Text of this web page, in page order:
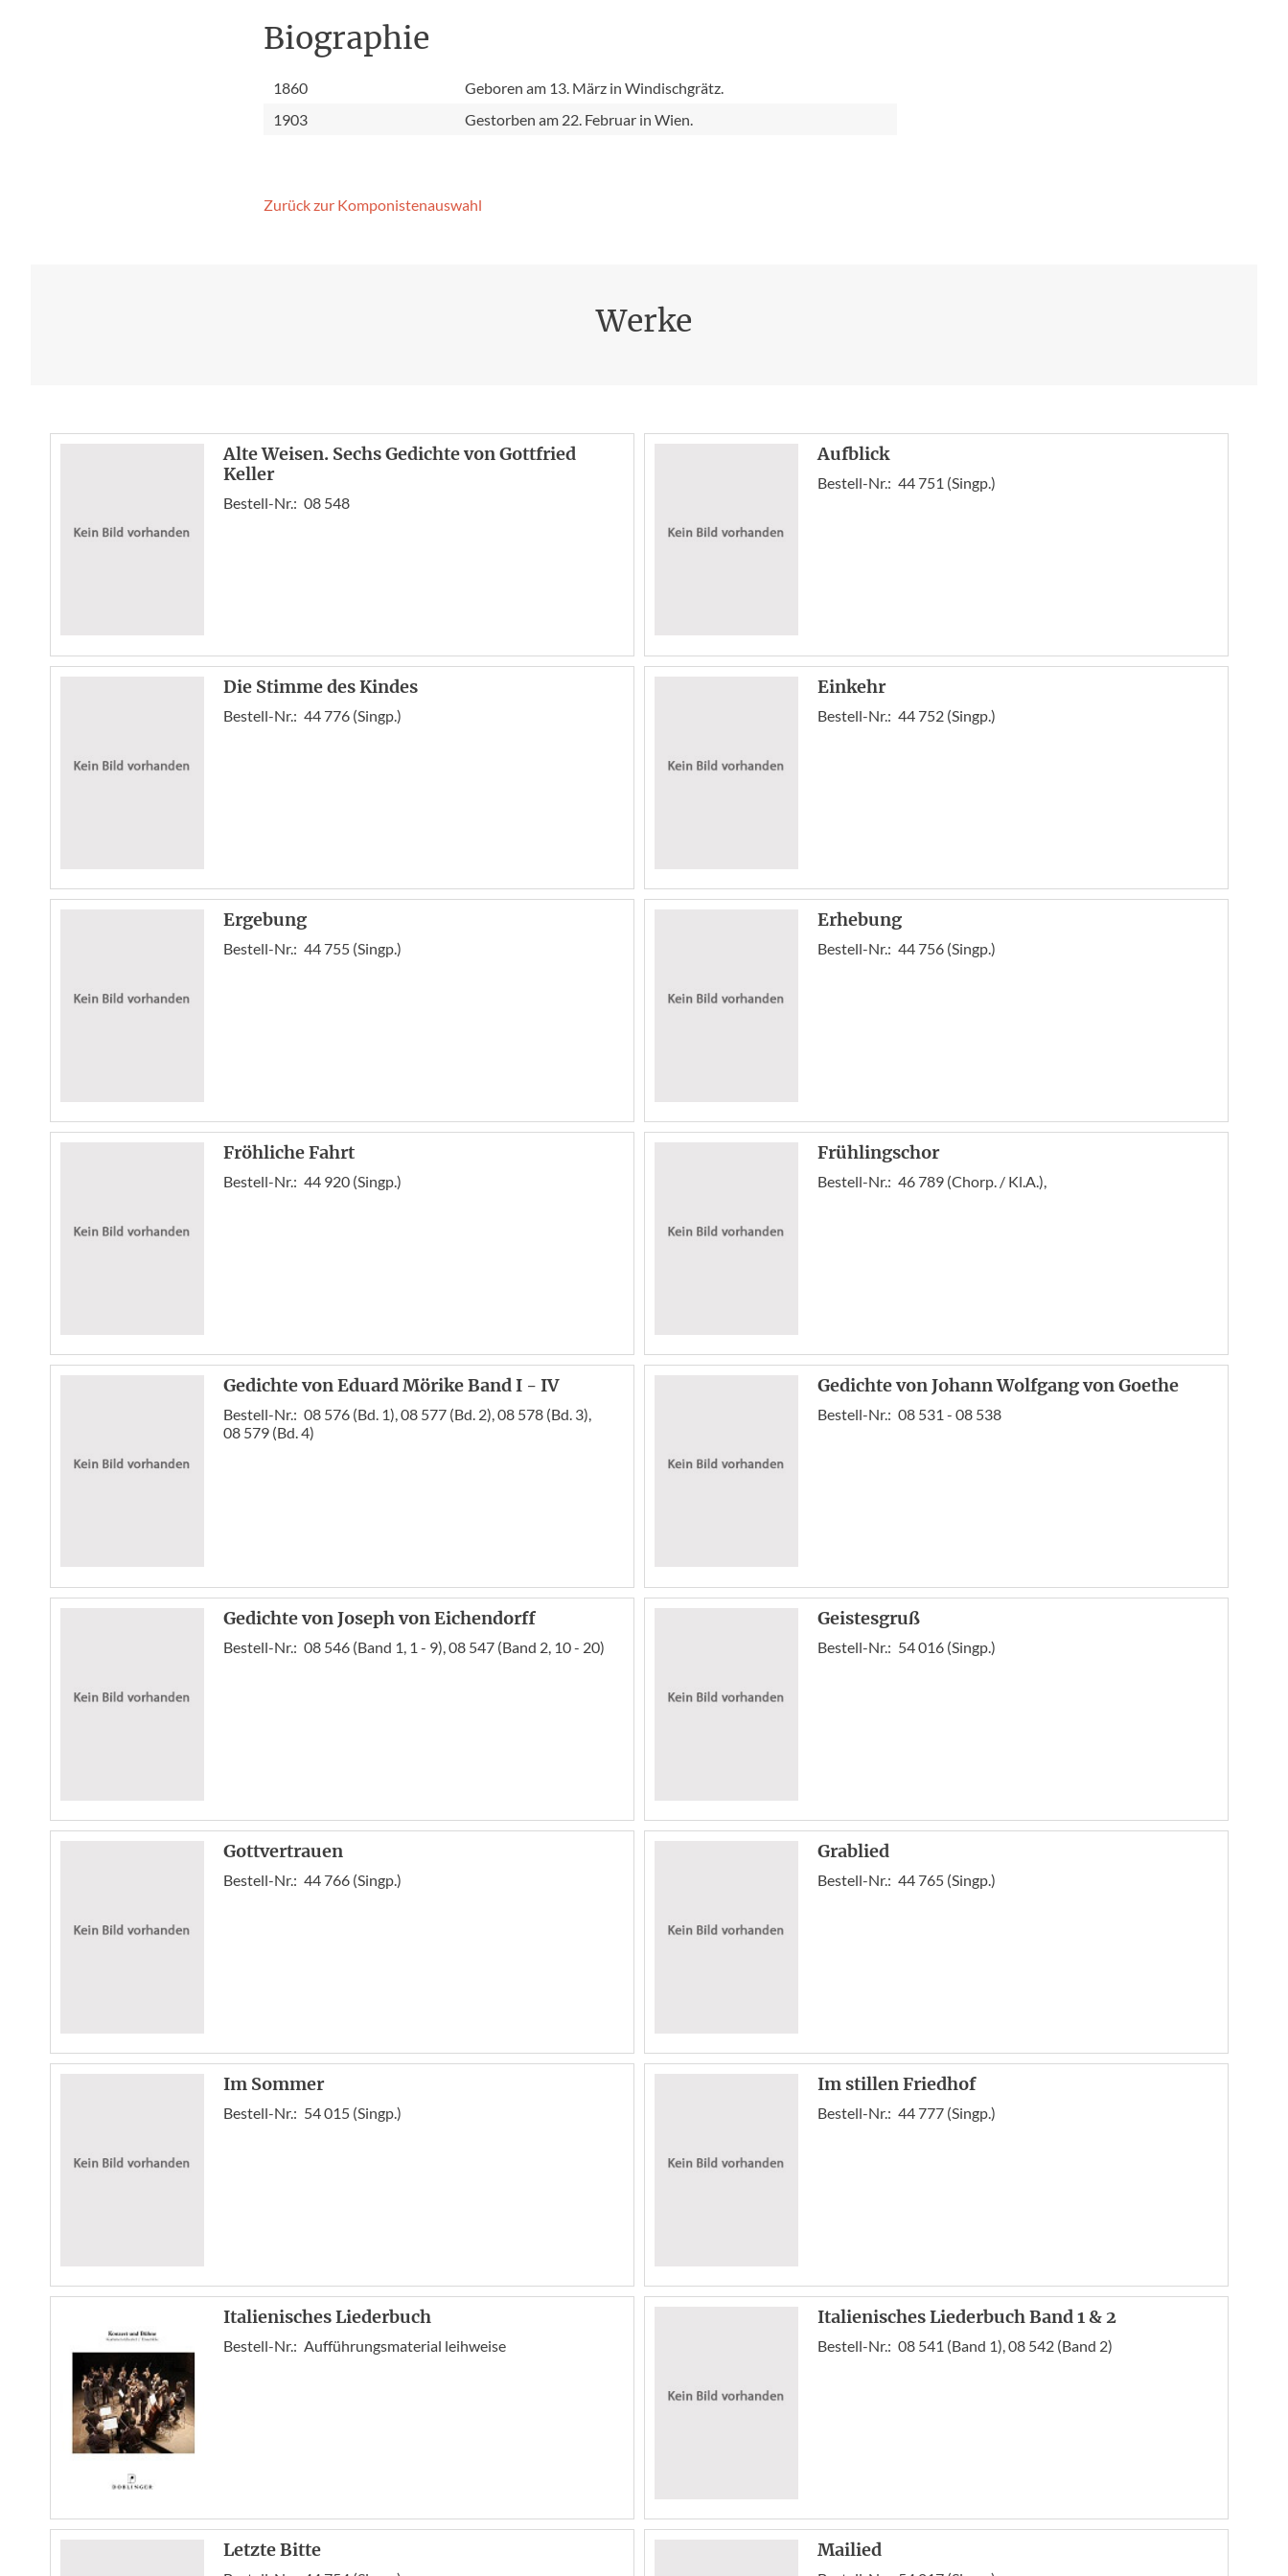
Biographie
1860
Geboren am 13. März in Windischgrätz.
1903
Gestorben am 22. Februar in Wien.
Zurück zur Komponisten­auswahl
Werke
Alte Weisen. Sechs Gedichte von Gottfried
Keller
Bestell-Nr.: 08 548
Aufblick
Bestell-Nr.: 44 751 (Singp.)
Die Stimme des Kindes
Bestell-Nr.: 44 776 (Singp.)
Einkehr
Bestell-Nr.: 44 752 (Singp.)
Ergebung
Bestell-Nr.: 44 755 (Singp.)
Erhebung
Bestell-Nr.: 44 756 (Singp.)
Fröhliche Fahrt
Bestell-Nr.: 44 920 (Singp.)
Frühlingschor
Bestell-Nr.: 46 789 (Chorp. / Kl.A.),
Gedichte von Eduard Mörike Band I - IV
Bestell-Nr.: 08 576 (Bd. 1), 08 577 (Bd. 2), 08 578 (Bd. 3),
08 579 (Bd. 4)
Gedichte von Johann Wolfgang von Goethe
Bestell-Nr.: 08 531 - 08 538
Gedichte von Joseph von Eichendorff
Bestell-Nr.: 08 546 (Band 1, 1 - 9), 08 547 (Band 2, 10 - 20)
Geistesgruß
Bestell-Nr.: 54 016 (Singp.)
Gottvertrauen
Bestell-Nr.: 44 766 (Singp.)
Grablied
Bestell-Nr.: 44 765 (Singp.)
Im Sommer
Bestell-Nr.: 54 015 (Singp.)
Im stillen Friedhof
Bestell-Nr.: 44 777 (Singp.)
Italienisches Liederbuch
Bestell-Nr.: Aufführungsmaterial leihweise
Italienisches Liederbuch Band 1 & 2
Bestell-Nr.: 08 541 (Band 1), 08 542 (Band 2)
Letzte Bitte Mailied